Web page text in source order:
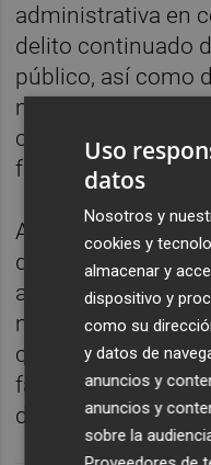
administrativa en
delito continuado
público, así como
malversación de
concurso medial
falsedad en
Así mismo, acusa
delito continuado
administrativa, un
malversación de
concurso con el
falsedad en
de cohecho.
Uso
datos
Nosotros y
cookies y
almacenar y
dispositivo y
como su
y datos de
anuncios y
anuncios y
sobre la